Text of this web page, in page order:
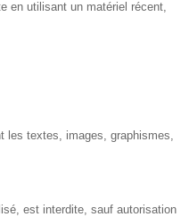
en utilisant un matériel récent,
les textes, images, graphismes,
est interdite, sauf autorisation